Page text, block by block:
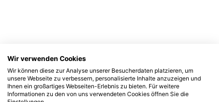
Wir verwenden Cookies
Wir können diese zur Analyse unserer Besucherdaten platzieren, um
unsere Webseite zu verbessern, personalisierte Inhalte anzuzeigen und
Ihnen ein großartiges Webseiten-Erlebnis zu bieten. Für weitere
Informationen zu den von uns verwendeten Cookies öffnen Sie die